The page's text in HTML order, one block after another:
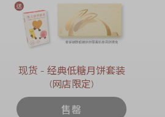
现货 - 经典低糖月饼套装
(网店限定)
售罄